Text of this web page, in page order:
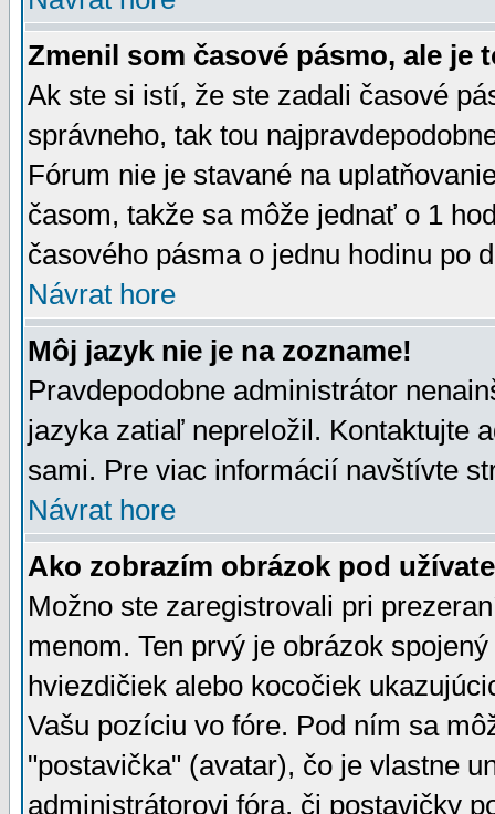
Zmenil som časové pásmo, ale je
Ak ste si istí, že ste zadali časové
správneho, tak tou
Fórum nie je stavané na
časom, takže sa môže jednať o 1
časového pásma o jednu hodinu po
Návrat hore
Môj jazyk nie je na zozname!
Pravdepodobne administrátor
jazyka zatiaľ nepreložil. Kontaktujte
sami. Pre viac informácií navštívte
Návrat hore
Ako zobrazím obrázok pod
Možno ste zaregistrovali pri
menom. Ten prvý je obrázok
hviezdičiek alebo kocočiek
Vašu pozíciu vo fóre. Pod ním sa
"postavička" (avatar), čo je vlastne
administrátorovi fóra, či postavičky